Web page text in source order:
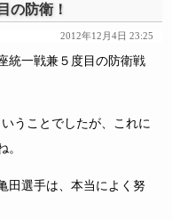
の防衛！
2012年12月4日 23:25
統一戦兼５度目の防衛戦
うことでしたが、これに
。
田選手は、本当によく努